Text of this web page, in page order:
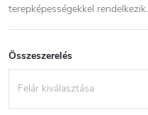
terepképességekkel rendelkezik.
Összeszerelés